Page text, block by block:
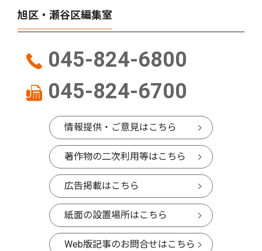
旭区・瀬谷区編集室
045-824-6800
045-824-6700
情報提供・ご意見はこちら
著作物の二次利用等はこちら
広告掲載はこちら
紙面の設置場所はこちら
Web版記事のお問合せはこちら